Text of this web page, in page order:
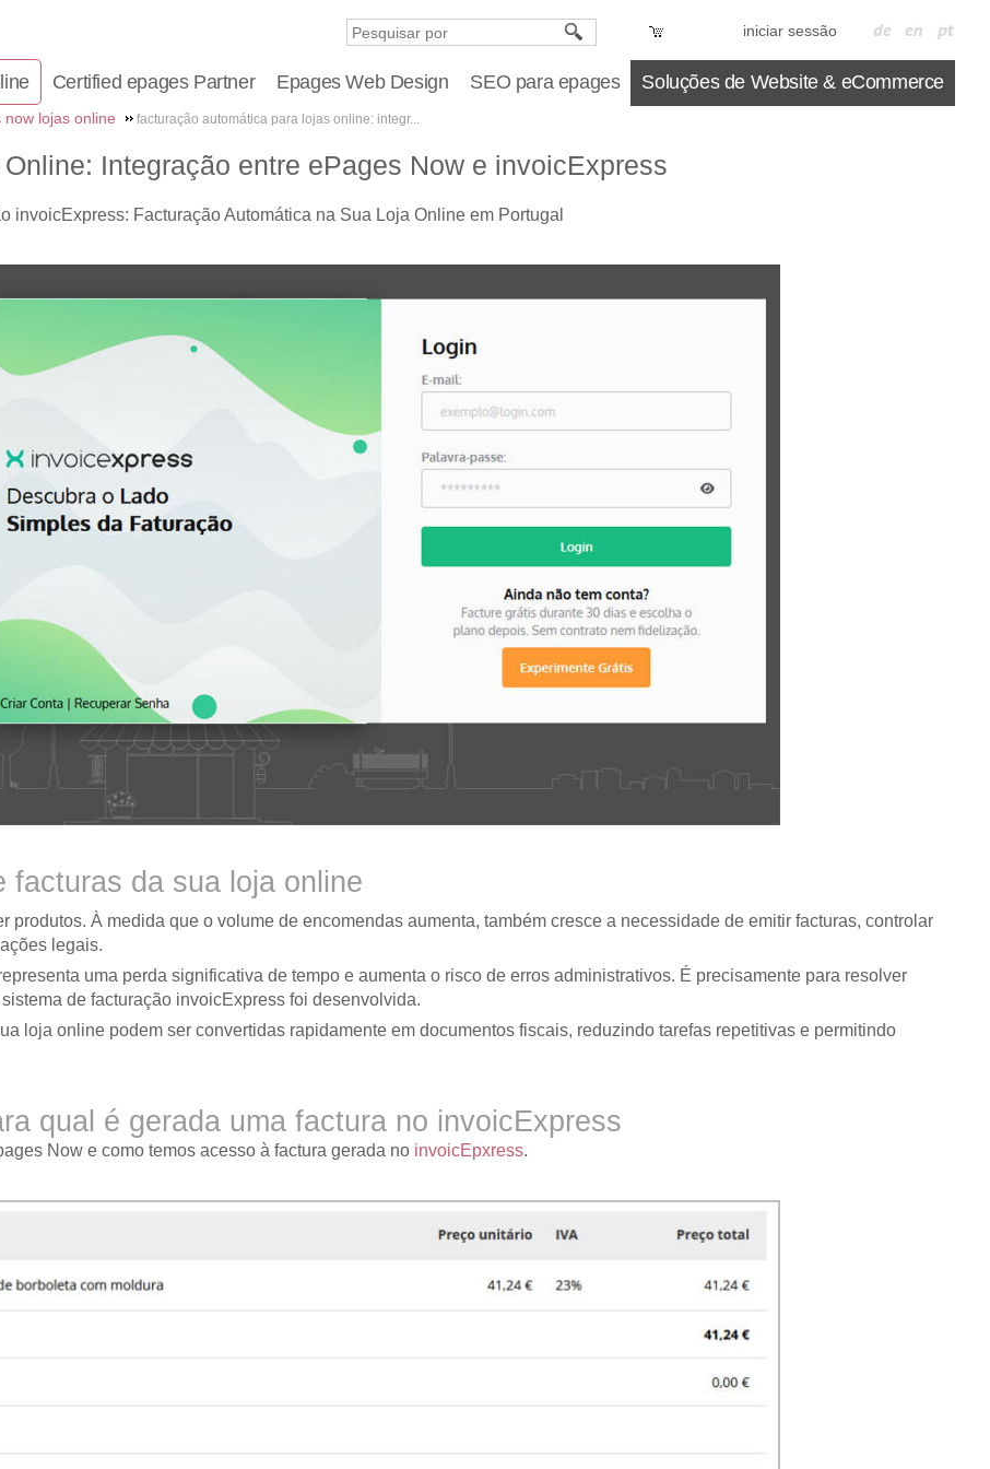
Certified epages Partner Epages Web Design SEO para epages Soluções de Website & eCommerce
iniciar sessão
now lojas online facturação automática para lojas online: integr...
Integração entre ePages Now e invoicExpress
invoicExpress: Facturação Automática na Sua Loja Online em Portugal
facturas da sua loja online
À medida que o volume de encomendas aumenta, também cresce a necessidade de emitir facturas, controlar
legais.
uma perda significativa de tempo e aumenta o risco de erros administrativos. É precisamente para resolver
de facturação invoicExpress foi desenvolvida.
loja online podem ser convertidas rapidamente em documentos fiscais, reduzindo tarefas repetitivas e permitindo
qual é gerada uma factura no invoicExpress
Now e como temos acesso à factura gerada no invoicEpxress.